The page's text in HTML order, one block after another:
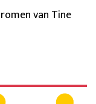
van Tine